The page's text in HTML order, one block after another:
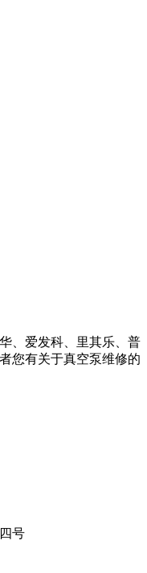
、爱发科、里其乐、普
您有关于真空泵维修的
号